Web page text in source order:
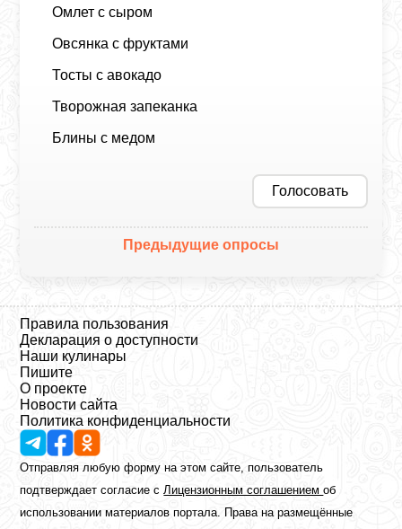
Омлет с сыром
Овсянка с фруктами
Тосты с авокадо
Творожная запеканка
Блины с медом
Голосовать
Предыдущие опросы
Правила пользования
Декларация о доступности
Наши кулинары
Пишите
О проекте
Новости сайта
Политика конфиденциальности
Отправляя любую форму на этом сайте, пользователь
подтверждает согласие с Лицензионным соглашениемоб
использовании материалов портала. Права на размещённые